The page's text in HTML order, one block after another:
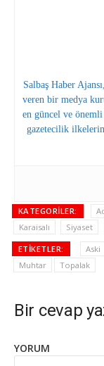
Salbaş Haber
veren bir medya
en güncel ve önemli
gazetecilik
KATEGORILER:
Karaisalı
Siyaset
ETIKETLER: Aski
Muhtar
Topalak
Bir cevap
YORUM